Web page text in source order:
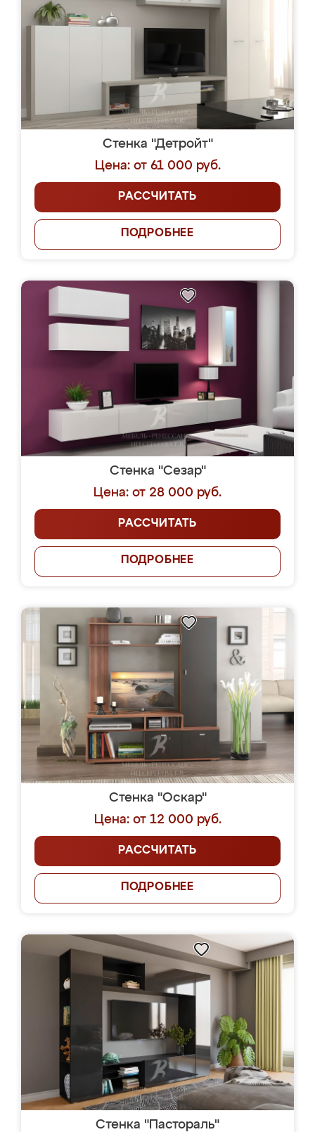
Стенка "Детройт"
Цена: от 61 000 руб.
РАССЧИТАТЬ
ПОДРОБНЕЕ
Стенка "Сезар"
Цена: от 28 000 руб.
РАССЧИТАТЬ
ПОДРОБНЕЕ
Стенка "Оскар"
Цена: от 12 000 руб.
РАССЧИТАТЬ
ПОДРОБНЕЕ
Стенка "Пастораль"